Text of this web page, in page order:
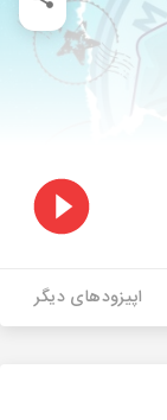
اپیزودهای دیگر